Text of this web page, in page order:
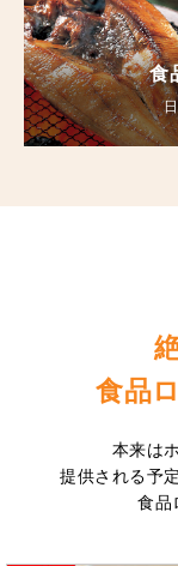
食
食品
本来は
提供される予
食品